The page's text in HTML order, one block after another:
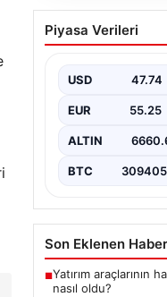
Fed faizi
Piyasa Verileri
USD 47.74
EUR 55.25
ALTIN
BTC
Son Eklenen
■Yatırım araçlarının
nasıl oldu?